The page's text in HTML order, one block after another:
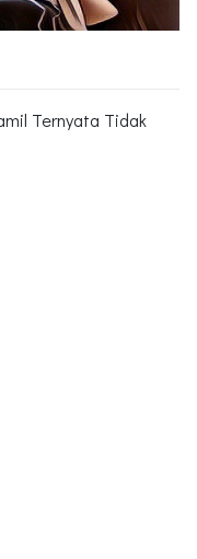
Ternyata Tidak